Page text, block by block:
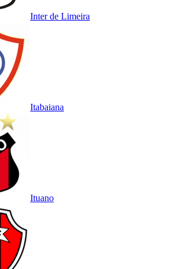
Inter de Limeira
Itabaiana
Ituano